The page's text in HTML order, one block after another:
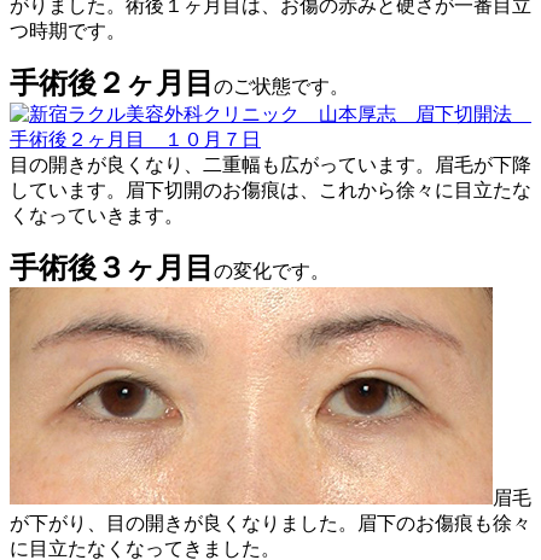
がりました。術後１ヶ月目は、お傷の赤みと硬さが一番目立
つ時期です。
手術後２ヶ月目 のご状態です。
目の開きが良くなり、二重幅も広がっています。眉毛が下降
しています。眉下切開のお傷痕は、これから徐々に目立たな
くなっていきます。
手術後３ヶ月目 の変化です。
眉毛
が下がり、目の開きが良くなりました。眉下のお傷痕も徐々
に目立たなくなってきました。